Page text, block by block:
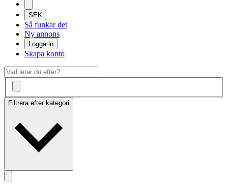
SEK
Så funkar det
Ny annons
Logga in
Skapa konto
Filtrera efter kategori